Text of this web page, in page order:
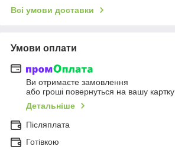
Всі умови доставки
Умови оплати
Ви отримаєте замовлення
або гроші повернуться на вашу картку
Детальніше
Післяплата
Готівкою